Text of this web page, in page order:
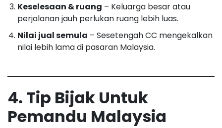
Keselesaan & ruang – Keluarga besar atau
perjalanan jauh perlukan ruang lebih luas.
Nilai jual semula – Sesetengah CC mengekalkan
nilai lebih lama di pasaran Malaysia.
4. Tip Bijak Untuk
Pemandu Malaysia